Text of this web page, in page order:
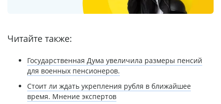
Читайте также:
Государственная Дума увеличила размеры пенсий
для военных пенсионеров.
Стоит ли ждать укрепления рубля в ближайшее
время. Мнение экспертов